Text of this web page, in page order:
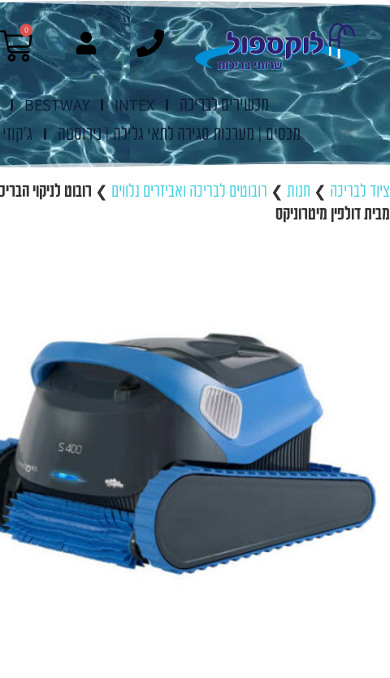
0
מכשירים לבריכה INTEX
BESTWAY
מכסים | מערכות סגירה לתאי גלילה | נירוסטה
ג'קוזי
ציוד לבריכה ❯ חנות ❯ רובוטים לבריכה ואביזרים נלווים ❯
מבית דולפין מיטרוניקס